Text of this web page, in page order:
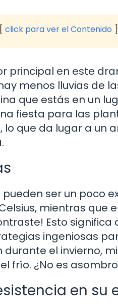
click para ver el Contenido
principal en este
menos lluvias de
que estás en un
fiesta para las
lo que da lugar a un
ser un poco
mientras que
Esto
ingeniosas
el invierno,
frío. ¿No es
en su